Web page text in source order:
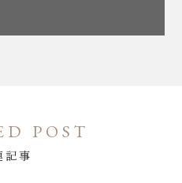
POST
記事